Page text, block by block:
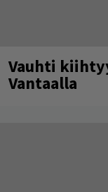
Vauhti
Vantaalla